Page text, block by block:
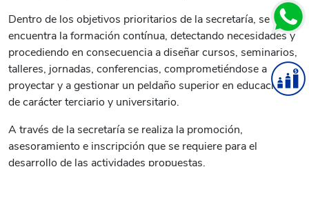
Dentro de los objetivos prioritarios de la secretaría, se
encuentra la formación contínua, detectando necesidades y
procediendo en consecuencia a diseñar cursos, seminarios,
talleres, jornadas, conferencias, comprometiéndose a
proyectar y a gestionar un peldaño superior en educación: la
de carácter terciario y universitario.
A través de la secretaría se realiza la promoción,
asesoramiento e inscripción que se requiere para el
desarrollo de las actividades propuestas.